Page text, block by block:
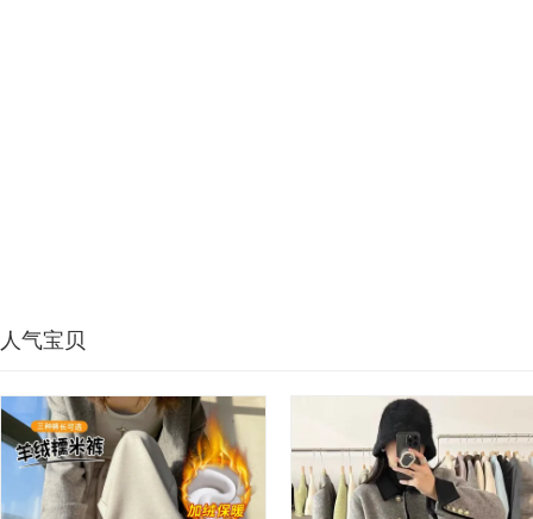
人气宝贝